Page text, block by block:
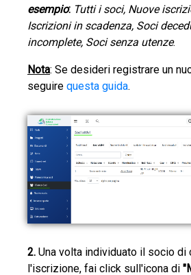
esempio: Tutti i soci, Nuove
Iscrizioni in scadenza, Soci
incomplete, Soci senza utenze.
Nota: Se desideri registrare un
seguire questa guida.
2. Una volta individuato il socio di
l'iscrizione, fai click sull'icona di